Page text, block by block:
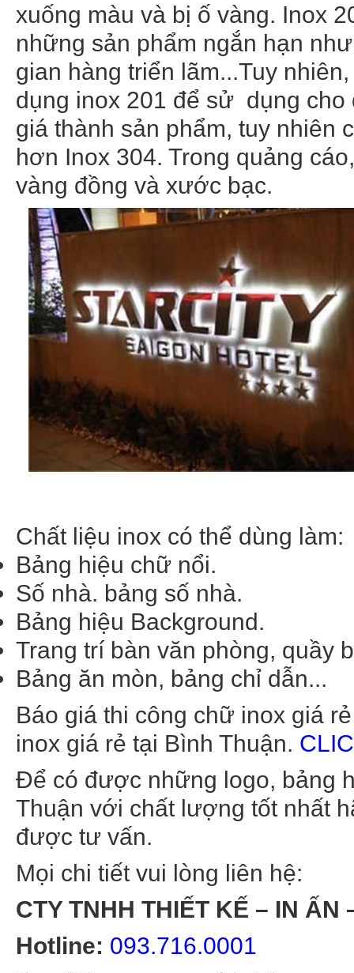
xuống màu và bị ố vàng. Inox
những sản phẩm ngắn hạn
gian hàng triển lãm...Tuy
dụng inox 201 để sử dụng cho
giá thành sản phẩm, tuy nhiên
hơn Inox 304. Trong quảng
vàng đồng và xước bạc.
Chất liệu inox có thể dùng làm:
Bảng hiệu chữ nổi.
Số nhà. bảng số nhà.
Bảng hiệu Background.
Trang trí bàn văn phòng, quầy
Bảng ăn mòn, bảng chỉ dẫn...
Báo giá thi công chữ inox giá
inox giá rẻ tại Bình Thuận.
Để có được những logo, bảng
Thuận với chất lượng tốt nhất
được tư vấn.
Mọi chi tiết vui lòng liên hệ:
CTY TNHH THIẾT KẾ – IN ẤN
Hotline: 093.716.0001